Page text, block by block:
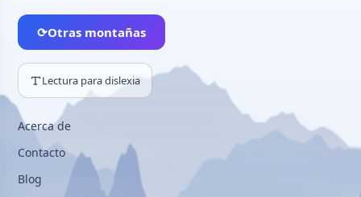
⟳Otras montañas
Lectura para dislexia
Acerca de
Contacto
Blog